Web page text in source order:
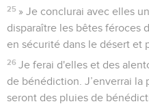
25 » Je conclurai avec elles
disparaître les bêtes féroces
en sécurité dans le désert et
26 Je ferai d'elles et des
de bénédiction. J’enverrai
seront des pluies de